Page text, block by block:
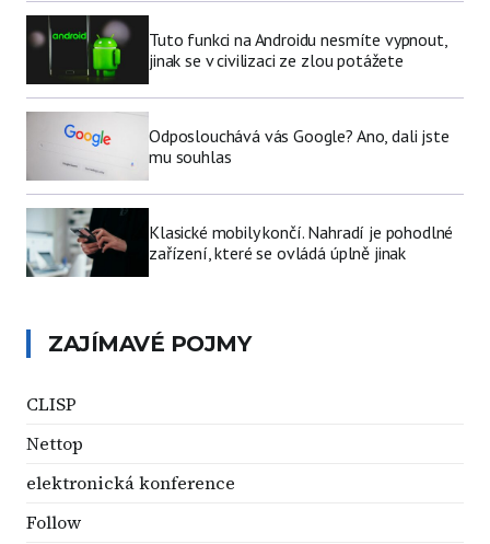
Tuto funkci na Androidu nesmíte vypnout,
jinak se v civilizaci ze zlou potážete
Odposlouchává vás Google? Ano, dali jste
mu souhlas
Klasické mobily končí. Nahradí je pohodlné
zařízení, které se ovládá úplně jinak
ZAJÍMAVÉ POJMY
CLISP
Nettop
elektronická konference
Follow